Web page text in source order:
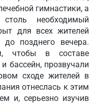
гимнастики, а
необходимый
для всех жителей
позднего вечера.
чтобы в составе
бассейн, прозвучали
сходе жителей в
отнеслась к этим
и, серьезно изучив